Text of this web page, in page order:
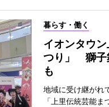
暮らす・働く
イオンタウ
つり」 獅子
も
地域に受け継がれ
「上里伝統芸能ま